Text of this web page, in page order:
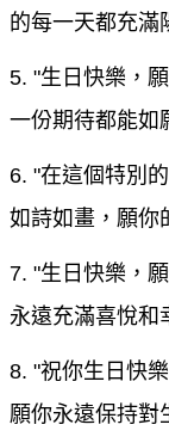
的每一天都充滿
5. "生日快樂，
一份期待都能如
6. "在這個特別
如詩如畫，願你
7. "生日快樂，
永遠充滿喜悅和
8. "祝你生日快
願你永遠保持對